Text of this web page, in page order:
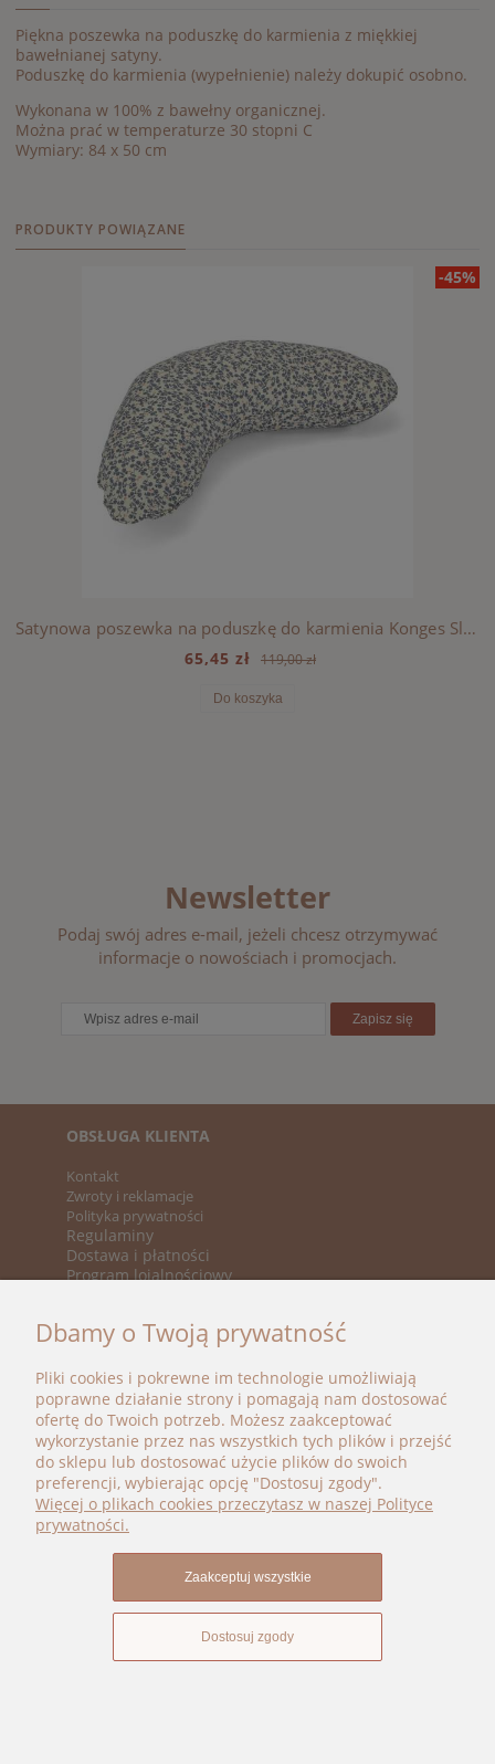
Piękna poszewka na poduszkę do karmienia z miękkiej
bawełnianej satyny.
Poduszkę do karmienia (wypełnienie) należy dokupić osobno.
Wykonana w 100% z bawełny organicznej.
Można prać w temperaturze 30 stopni C
Wymiary: 84 x 50 cm
PRODUKTY POWIĄZANE
-45%
Satynowa poszewka na poduszkę do karmienia Konges Sloejd - ESPALIER
65,45 zł 119,00 zł
Do koszyka
Newsletter
Podaj swój adres e-mail, jeżeli chcesz otrzymywać
informacje o nowościach i promocjach.
Zapisz się
OBSŁUGA KLIENTA
Kontakt
Zwroty i reklamacje
Polityka prywatności
Regulaminy
Dostawa i płatności
Program lojalnościowy
Promocje
Marki
BOHO BÉBÉ
kontakt@bohobebe.pl
+48 696 696 979
Instagram
Facebook
Dbamy o Twoją prywatność
Pliki cookies i pokrewne im technologie umożliwiają
poprawne działanie strony i pomagają nam dostosować
ofertę do Twoich potrzeb. Możesz zaakceptować
wykorzystanie przez nas wszystkich tych plików i przejść
do sklepu lub dostosować użycie plików do swoich
preferencji, wybierając opcję "Dostosuj zgody".
Więcej o plikach cookies przeczytasz w naszej Polityce
prywatności.
Dostosuj zgody
Zaakceptuj wszystkie